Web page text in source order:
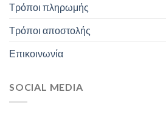
Τρόποι πληρωμής
Τρόποι αποστολής
Επικοινωνία
SOCIAL MEDIA